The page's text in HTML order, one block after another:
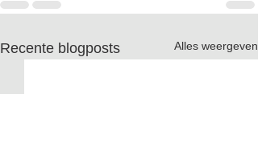
Recente blogposts Alles weergeven